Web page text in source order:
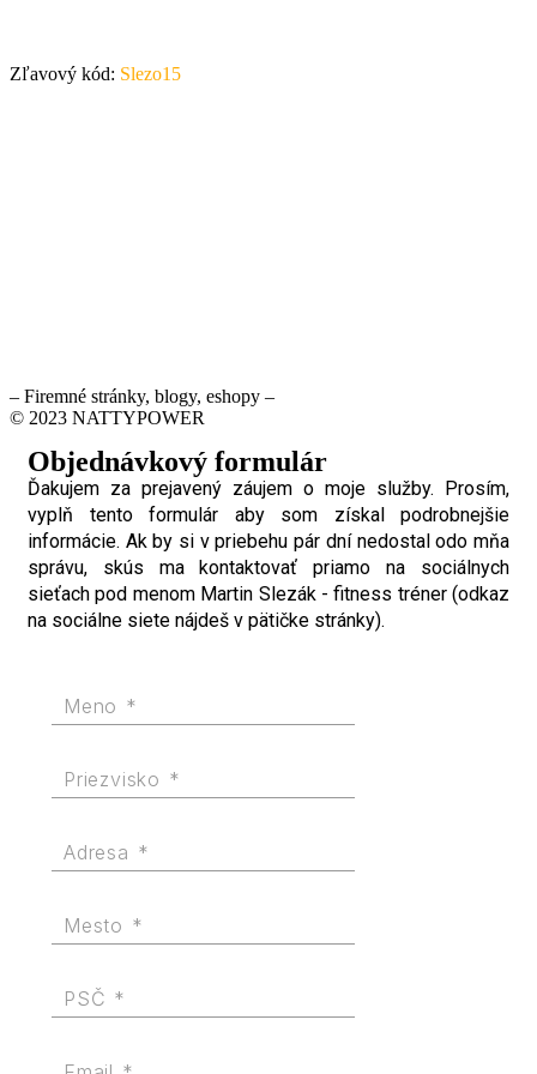
Zľavový kód: Slezo15
– Firemné stránky, blogy, eshopy –
© 2023 NATTYPOWER
Objednávkový formulár
Ďakujem za prejavený záujem o moje služby. Prosím,
vyplň tento formulár aby som získal podrobnejšie
informácie. Ak by si v priebehu pár dní nedostal odo mňa
správu, skús ma kontaktovať priamo na sociálnych
sieťach pod menom Martin Slezák - fitness tréner (odkaz
na sociálne siete nájdeš v pätičke stránky).